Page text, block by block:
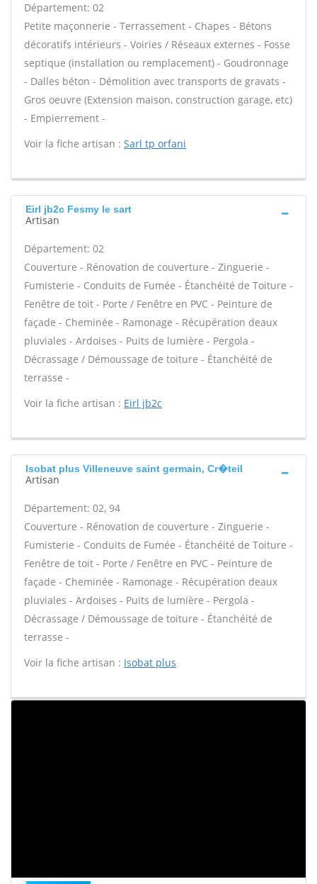
Département: 02
Petite maçonnerie - Terrassement - Chapes - Bétons
décoratifs intérieurs - Voiries / Réseaux externes - Fosse
septique (installation ou remplacement) - Goudronnage
- Dalles béton - Démolition avec transports de gravats -
Gros oeuvre (Extension maison, construction garage, etc)
- Empierrement -
Voir la fiche artisan : Sarl tp orfani
Eirl jb2c Fesmy le sart
Artisan
Département: 02
Couverture - Rénovation de couverture - Zinguerie -
Fumisterie - Conduits de Fumée - Étanchéité de Toiture -
Fenêtre de toit - Porte / Fenêtre en PVC - Peinture de
façade - Cheminée - Ramonage - Récupération deaux
pluviales - Ardoises - Puits de lumière - Pergola -
Décrassage / Démoussage de toiture - Étanchéité de
terrasse -
Voir la fiche artisan : Eirl jb2c
Isobat plus Villeneuve saint germain, Cr�teil
Artisan
Département: 02, 94
Couverture - Rénovation de couverture - Zinguerie -
Fumisterie - Conduits de Fumée - Étanchéité de Toiture -
Fenêtre de toit - Porte / Fenêtre en PVC - Peinture de
façade - Cheminée - Ramonage - Récupération deaux
pluviales - Ardoises - Puits de lumière - Pergola -
Décrassage / Démoussage de toiture - Étanchéité de
terrasse -
Voir la fiche artisan : Isobat plus